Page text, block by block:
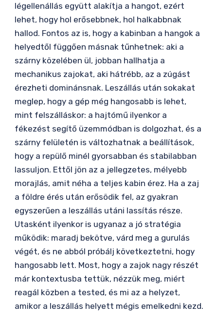
légellenállás együtt alakítja a hangot, ezért
lehet, hogy hol erősebbnek, hol halkabbnak
hallod. Fontos az is, hogy a kabinban a hangok a
helyedtől függően másnak tűnhetnek: aki a
szárny közelében ül, jobban hallhatja a
mechanikus zajokat, aki hátrébb, az a zúgást
érezheti dominánsnak. Leszállás után sokakat
meglep, hogy a gép még hangosabb is lehet,
mint felszálláskor: a hajtómű ilyenkor a
fékezést segítő üzemmódban is dolgozhat, és a
szárny felületén is változhatnak a beállítások,
hogy a repülő minél gyorsabban és stabilabban
lassuljon. Ettől jön az a jellegzetes, mélyebb
morajlás, amit néha a teljes kabin érez. Ha a zaj
a földre érés után erősödik fel, az gyakran
egyszerűen a leszállás utáni lassítás része.
Utasként ilyenkor is ugyanaz a jó stratégia
működik: maradj bekötve, várd meg a gurulás
végét, és ne abból próbálj következtetni, hogy
hangosabb lett. Most, hogy a zajok nagy részét
már kontextusba tettük, nézzük meg, miért
reagál közben a tested, és mi az a helyzet,
amikor a leszállás helyett mégis emelkedni kezd.